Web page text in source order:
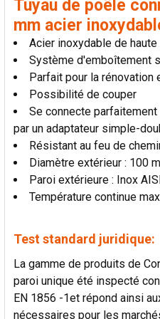
LA
SÉLECTION
AU PANIER
Tuyau de poêle
mm acier
Acier inoxydable de
Système d'emboîtement
Parfait pour la rénovation
Possibilité de couper
Se connecte
par un adaptateur simple-
Résistant au feu de
Diamètre extérieur : 100
Paroi extérieure : Inox
Température continue
Test standard juridique:
La gamme de produits de
paroi unique été inspecté
EN 1856 -1et répond ainsi
nécessaires pour les